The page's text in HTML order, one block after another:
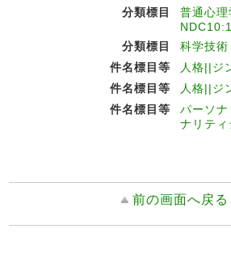
分類標目
普通心
分類標目
科学技
件名標目等
人格||ジ
件名標目等
人格||ジ
件名標目等
パーソ
ナリティ
前の画面へ戻る